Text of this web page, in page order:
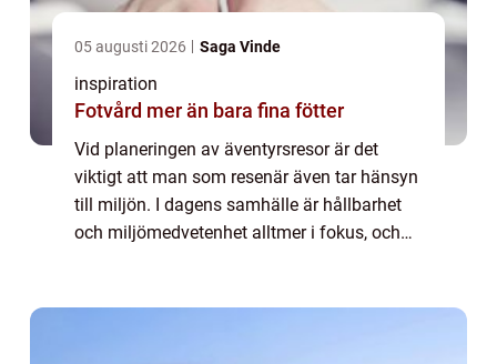
05 augusti 2026 Saga Vinde
inspiration
Fotvård mer än bara fina fötter
Vid planeringen av äventyrsresor är det
viktigt att man som resenär även tar hänsyn
till miljön. I dagens samhälle är hållbarhet
och miljömedvetenhet alltmer i fokus, och